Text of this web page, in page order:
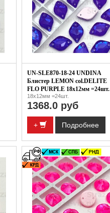
UN-SLE870-18-24 UNDINA
Блистер LEMON col.DELITE
FLO PURPLE 18x12мм =24шт.
18x12мм =24шт.
1368.0 руб
+ Подробнее